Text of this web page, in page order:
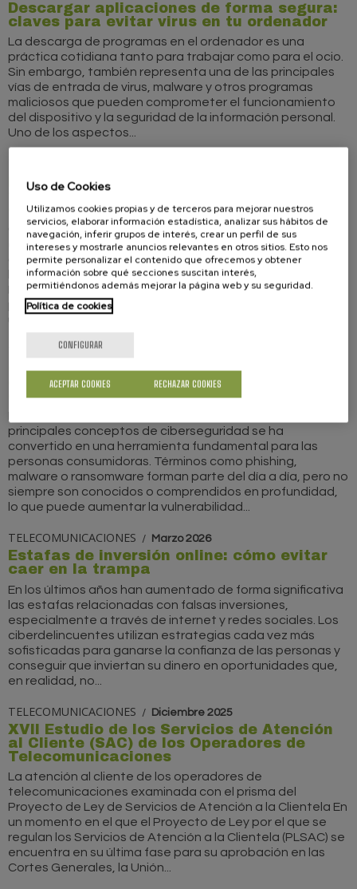
Descargar aplicaciones de forma segura:
claves para evitar virus en tu ordenador
La descarga de programas en el ordenador es una
práctica cotidiana tanto para trabajar como para el ocio.
Sin embargo, también representa una de las principales
vías de entrada de virus, malware y otros programas
maliciosos que pueden comprometer el funcionamiento
del dispositivo y la seguridad de la información personal.
Uno de los aspectos...
Herramientas de seguridad para proteger
tus dispositivos: medidas clave para
evitar riesgos digitales
Con la creciente digitalización, los dispositivos
electrónicos —móviles, ordenadores, tabletas e incluso
dispositivos inteligentes— se han convertido en
herramientas imprescindibles en nuestra vida cotidiana.
En ellos almacenamos una gran cantidad de información
personal, económica y profesional, lo que los convierte en
TELECOMUNICACIONES
Glosario básico de ciberseguridad:
conceptos clave para entender los riesgos
digitales
principales conceptos de ciberseguridad se ha
convertido en una herramienta fundamental para las
personas consumidoras. Términos como phishing,
malware o ransomware forman parte del día a día, pero no
siempre son conocidos o comprendidos en profundidad,
lo que puede aumentar la vulnerabilidad...
TELECOMUNICACIONES Marzo 2026
Estafas de inversión online: cómo evitar
caer en la trampa
En los últimos años han aumentado de forma significativa
las estafas relacionadas con falsas inversiones,
especialmente a través de internet y redes sociales. Los
ciberdelincuentes utilizan estrategias cada vez más
sofisticadas para ganarse la confianza de las personas y
conseguir que inviertan su dinero en oportunidades que,
en realidad, no...
TELECOMUNICACIONES Diciembre 2025
XVII Estudio de los Servicios de Atención
al Cliente (SAC) de los Operadores de
Telecomunicaciones
La atención al cliente de los operadores de
telecomunicaciones examinada con el prisma del
Proyecto de Ley de Servicios de Atención a la Clientela En
un momento en el que el Proyecto de Ley por el que se
regulan los Servicios de Atención a la Clientela (PLSAC) se
encuentra en su última fase para su aprobación en las
Cortes Generales, la Unión...
Uso de Cookies
Utilizamos cookies propias y de terceros para mejorar nuestros
servicios, elaborar información estadística, analizar sus hábitos de
navegación, inferir grupos de interés, crear un perfil de sus
intereses y mostrarle anuncios relevantes en otros sitios. Esto nos
permite personalizar el contenido que ofrecemos y obtener
información sobre qué secciones suscitan interés,
permitiéndonos además mejorar la página web y su seguridad.
Política de cookies
CONFIGURAR
RECHAZAR COOKIES
ACEPTAR COOKIES